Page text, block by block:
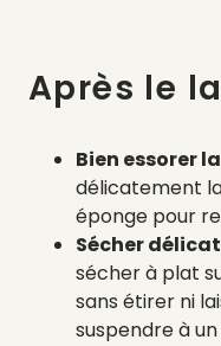
Après le
Bien essorer
délicatement
éponge pour
Sécher
sécher à plat
sans étirer ni
suspendre à